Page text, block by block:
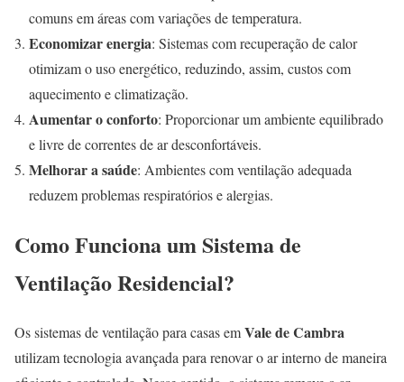
comuns em áreas com variações de temperatura.
Economizar energia: Sistemas com recuperação de calor
otimizam o uso energético, reduzindo, assim, custos com
aquecimento e climatização.
Aumentar o conforto: Proporcionar um ambiente equilibrado
e livre de correntes de ar desconfortáveis.
Melhorar a saúde: Ambientes com ventilação adequada
reduzem problemas respiratórios e alergias.
Como Funciona um Sistema de
Ventilação Residencial?
Os sistemas de ventilação para casas emVale de Cambra
utilizam tecnologia avançada para renovar o ar interno de maneira